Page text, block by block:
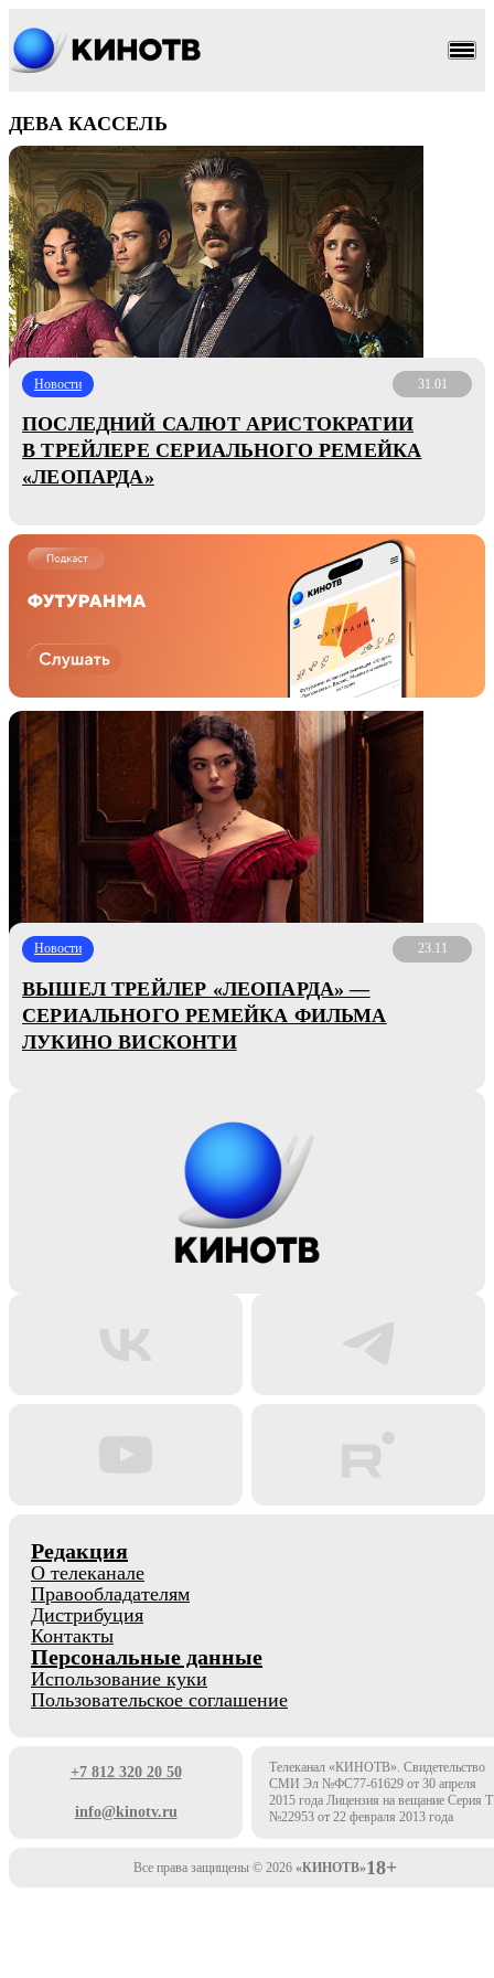
ДЕВА КАССЕЛЬ
Новости 31.01
ПОСЛЕДНИЙ САЛЮТ АРИСТОКРАТИИ
В ТРЕЙЛЕРЕ СЕРИАЛЬНОГО РЕМЕЙКА
«ЛЕОПАРДА»
Новости 23.11
ВЫШЕЛ ТРЕЙЛЕР «ЛЕОПАРДА» —
СЕРИАЛЬНОГО РЕМЕЙКА ФИЛЬМА
ЛУКИНО ВИСКОНТИ
Редакция
О телеканале
Правообладателям
Дистрибуция
Контакты
Персональные данные
Использование куки
Пользовательское соглашение
+7 812 320 20 50
info@kinotv.ru
Телеканал «КИНОТВ». Свидетельство
СМИ Эл №ФС77-61629 от 30 апреля
2015 года Лицензия на вещание Серия
№22953 от 22 февраля 2013 года
Все права защищены © 2026 «КИНОТВ»18+